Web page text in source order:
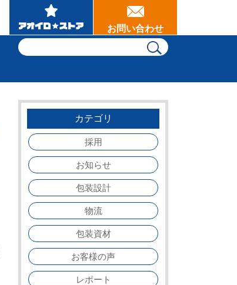
お問い合わせ
カテゴリ
採用
お知らせ
包装設計
物流
包装資材
お客様の声
レポート